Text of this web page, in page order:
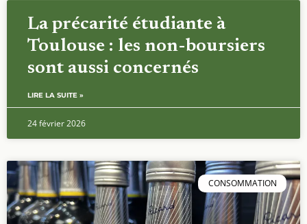
La précarité étudiante à
Toulouse : les non-boursiers
sont aussi concernés
LIRE LA SUITE »
24 février 2026
CONSOMMATION